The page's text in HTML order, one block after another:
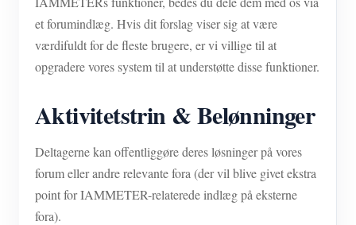
et forumindlæg. Hvis dit forslag viser sig at være
værdifuldt for de fleste brugere, er vi villige til at
opgradere vores system til at understøtte disse funktioner.
Aktivitetstrin & Belønninger
Deltagerne kan offentliggøre deres løsninger på vores
forum eller andre relevante fora (der vil blive givet ekstra
point for IAMMETER-relaterede indlæg på eksterne
fora).